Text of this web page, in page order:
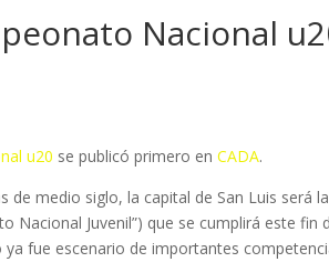
Nacional
u20 se publicó primero enCADA.
de medio siglo, la capital de San Luis será
Nacional Juvenil”) que se cumplirá este fin
fue escenario de importantes